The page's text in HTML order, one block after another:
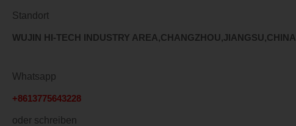
Standort
WUJIN HI-TECH INDUSTRY AREA,CHANGZHOU,JIANGSU,CHINA
Whatsapp
+8613775643228
oder schreiben